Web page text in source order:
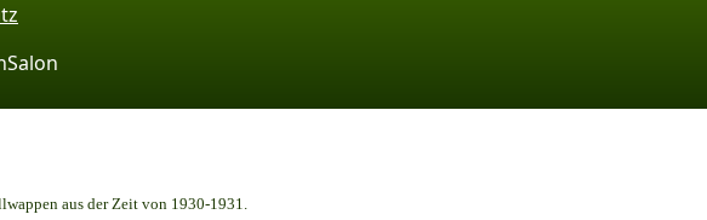
aus der Zeit von 1930-1931.